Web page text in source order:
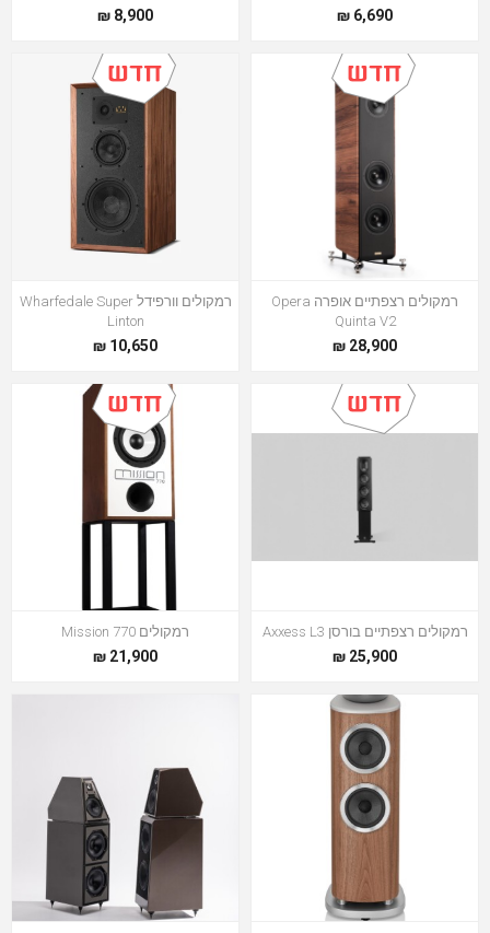
6,690 ₪
8,900 ₪
רמקולים רצפתיים אופרה Opera
Quinta V2
28,900 ₪
רמקולים וורפידל Wharfedale Super
Linton
10,650 ₪
רמקולים רצפתיים בורסן Axxess L3
25,900 ₪
רמקולים Mission 770
21,900 ₪